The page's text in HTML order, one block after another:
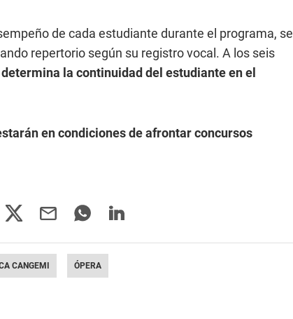
de cada estudiante durante el programa, se
repertorio según su registro vocal. A los seis
la continuidad del estudiante en el
en condiciones de afrontar concursos
CANGEMI ÓPERA